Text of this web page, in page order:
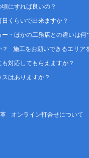
にすれば良いの？
くらいで出来ますか？
・ほかの工務店との違いは何
施工をお願いできるエリア
対応してもらえますか？
はありますか？
オンライン打合せについて